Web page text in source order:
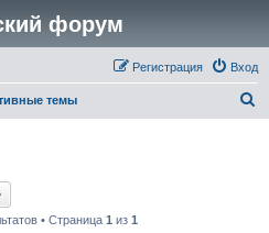
форум
Вход
Регистрация
темы
• Страница 1 из 1